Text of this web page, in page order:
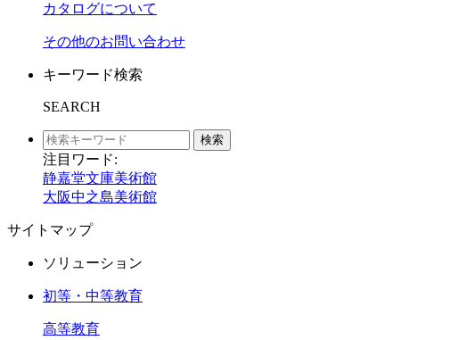
カタログについて
その他のお問い合わせ
キーワード検索
SEARCH
検索
注目ワード:
静嘉堂文庫美術館
大阪中之島美術館
サイトマップ
ソリューション
初等・中等教育
高等教育